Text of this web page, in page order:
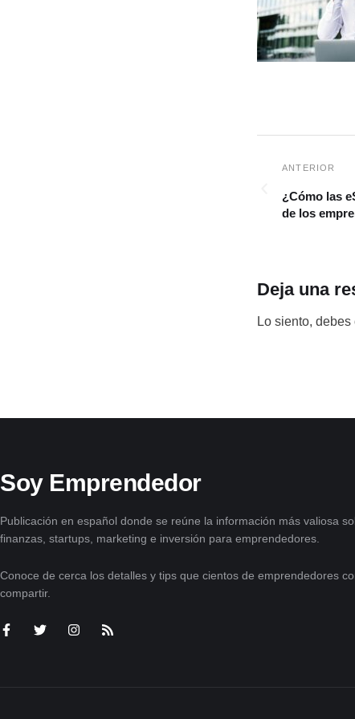
¿Cómo las
de los
Deja una
Lo siento, debes
Soy Emprendedor
Publicación en español donde se reúne la información más valiosa
finanzas, startups, marketing e inversión para emprendedores.
Conoce de cerca los detalles y tips que cientos de emprendedores
compartir.